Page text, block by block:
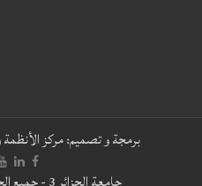
برمجة و تصميم:مركز